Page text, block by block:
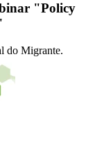
"Policy
do Migrante.